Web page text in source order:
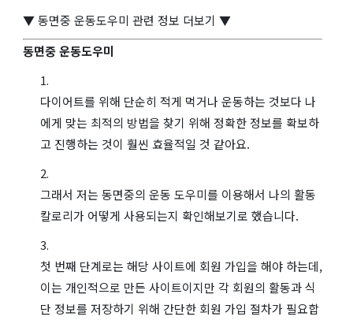
▼ 동면중 운동도우미 관련 정보 더보기 ▼
동면중 운동도우미
다이어트를 위해 단순히 적게 먹거나 운동하는 것보다 나
에게 맞는 최적의 방법을 찾기 위해 정확한 정보를 확보하
고 진행하는 것이 훨씬 효율적일 것 같아요.
그래서 저는 동면중의 운동 도우미를 이용해서 나의 활동
칼로리가 어떻게 사용되는지 확인해보기로 했습니다.
첫 번째 단계로는 해당 사이트에 회원 가입을 해야 하는데,
이는 개인적으로 만든 사이트이지만 각 회원의 활동과 식
단 정보를 저장하기 위해 간단한 회원 가입 절차가 필요합